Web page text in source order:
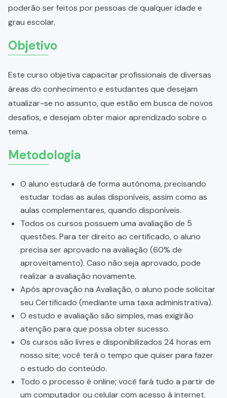
poderão ser feitos por pessoas de qualquer idade e
grau escolar.
Objetivo
Este curso objetiva capacitar profissionais de diversas
áreas do conhecimento e estudantes que desejam
atualizar-se no assunto, que estão em busca de novos
desafios, e desejam obter maior aprendizado sobre o
tema.
Metodologia
O aluno estudará de forma autônoma, precisando
estudar todas as aulas disponíveis, assim como as
aulas complementares, quando disponíveis.
Todos os cursos possuem uma avaliação de 5
questões. Para ter direito ao certificado, o aluno
precisa ser aprovado na avaliação (60% de
aproveitamento). Caso não seja aprovado, pode
realizar a avaliação novamente.
Após aprovação na Avaliação, o aluno pode solicitar
seu Certificado (mediante uma taxa administrativa).
O estudo e avaliação são simples, mas exigirão
atenção para que possa obter sucesso.
Os cursos são livres e disponibilizados 24 horas em
nosso site; você terá o tempo que quiser para fazer
o estudo do conteúdo.
Todo o processo é online; você fará tudo a partir de
um computador ou celular com acesso à internet.